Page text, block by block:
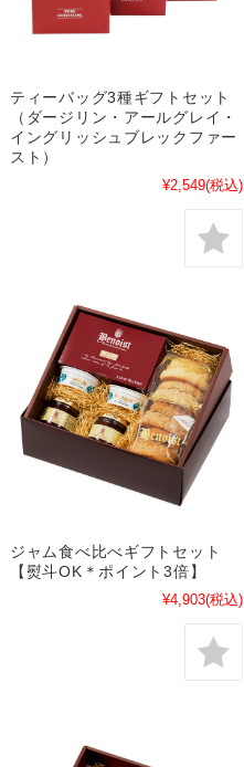
ティーバッグ3種ギフトセット
（ダージリン・アールグレイ・
イングリッシュブレックファー
スト）
¥2,549(税込)
ジャム食べ比べギフトセット
【熨斗OK＊ポイント3倍】
¥4,903(税込)